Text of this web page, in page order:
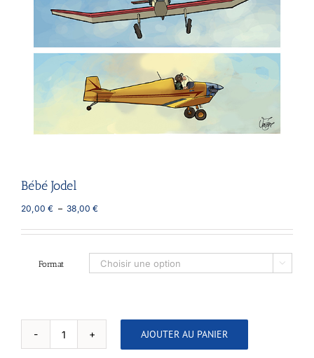
Bébé Jodel
20,00€ – 38,00€Plage
prix :
à
38,00 €
Format 
quantité
de
AJOUTER AU PANIER